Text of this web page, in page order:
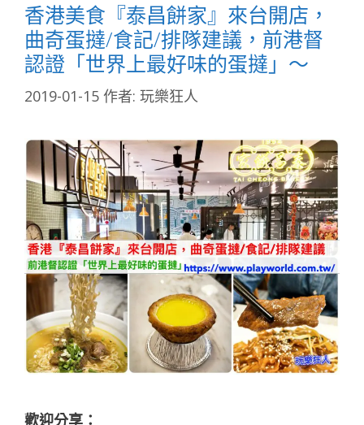
香港美食『泰昌餅家』來台開店，
曲奇蛋撻/食記/排隊建議，前港督
認證「世界上最好味的蛋撻」～
2019-01-15 作者: 玩樂狂人
歡迎分享：